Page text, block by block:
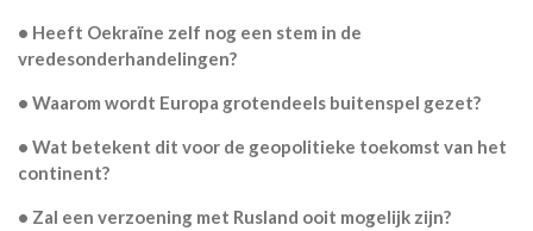
• Heeft Oekraïne zelf nog een stem in de
vredesonderhandelingen?
• Waarom wordt Europa grotendeels buitenspel gezet?
• Wat betekent dit voor de geopolitieke toekomst van het
continent?
• Zal een verzoening met Rusland ooit mogelijk zijn?